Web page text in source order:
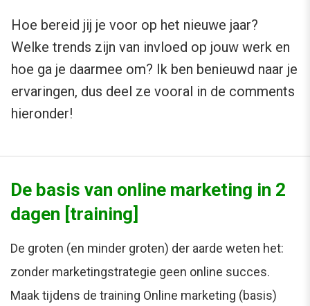
Hoe bereid jij je voor op het nieuwe jaar?
Welke trends zijn van invloed op jouw werk en
hoe ga je daarmee om? Ik ben benieuwd naar je
ervaringen, dus deel ze vooral in de comments
hieronder!
De basis van online marketing in 2
dagen [training]
De groten (en minder groten) der aarde weten het:
zonder marketingstrategie geen online succes.
Maak tijdens de training Online marketing (basis)